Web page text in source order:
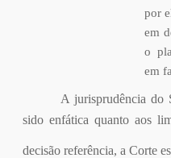
por
em
o
em
A jurisprudência do
sido enfática quanto aos
decisão referência, a Corte